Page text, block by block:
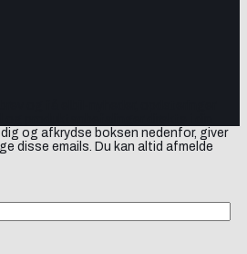
og afkrydse boksen nedenfor, giver
disse emails. Du kan altid afmelde